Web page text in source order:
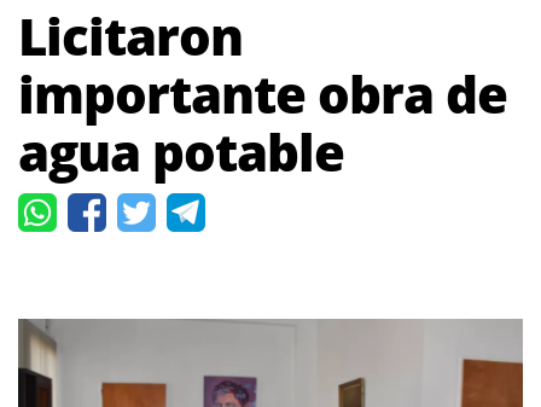
Licitaron
importante obra de
agua potable